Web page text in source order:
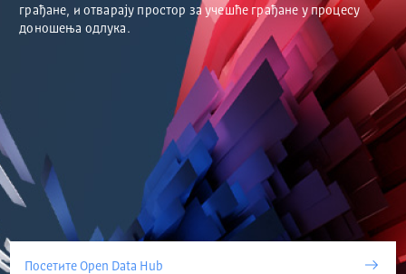
грађане, и отварају простор за учешће грађане у процесу
доношења одлука.
Посетите Open Data Hub